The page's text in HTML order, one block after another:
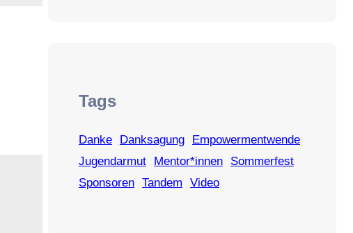
Tags
Danke Danksagung
Empowermentwende
Jugendarmut
Mentor*innen
Sommerfest
Sponsoren Tandem Video